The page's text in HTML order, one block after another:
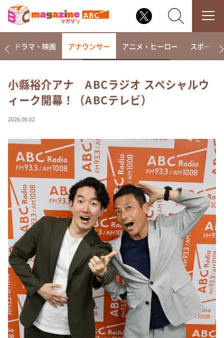
なるみ・岡村の過ぎるTV
相席食堂
～人生密着トークバラエティ！～ やすとものいたっ
て真剣です
探偵！ナイトスクープ
news おかえり
河合＆A.B.C-Z塚田×福井アナ「なんでやねん！？」
（news おかえり）
DAIGOも台所 ～きょうの献立 何にする？～
本日はダイアンなり！シーズン２
朝だ！生です旅サラダ
教えて！ニュースライブ 正義のミカタ
ＬＩＦＥ～夢のカタチ～
新婚さんいらっしゃい！
ポツンと一軒家
ドラマ・映画 アナウンサー アニメ・ヒーロー スポーツ
小縣裕介アナ ABCラジオ スペシャルウ
ィーク開幕！（ABCテレビ）
2026.06.02